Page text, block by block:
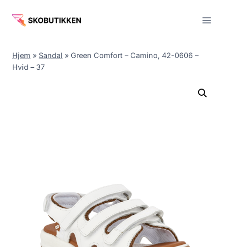
Hjem » Sandal » Green Comfort – Camino, 42-0606 –
Hvid – 37